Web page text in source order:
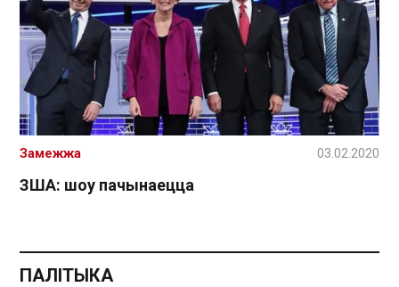
ЗША: шоу пачынаецца
Замежжа 03.02.2020
ПАЛІТЫКА